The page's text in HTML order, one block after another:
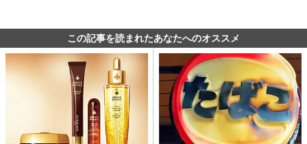
この記事を読まれたあなたへのオススメ